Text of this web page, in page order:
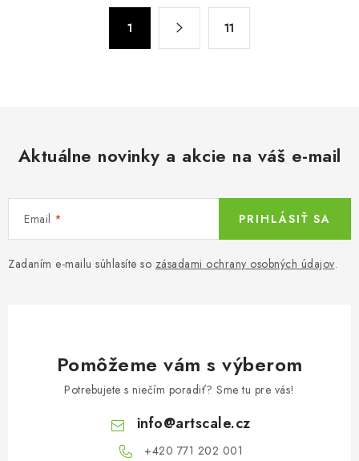
k
v
ý
1 11
Aktuálne novinky a akcie na váš e-mail
Email
Zadaním e-mailu súhlasíte so zásadami ochrany osobných údajov.
PRIHLÁSIŤ SA
Pomôžeme vám s výberom
Potrebujete s niečím poradiť? Sme tu pre vás!
info@artscale.cz
+420 771 202 001​